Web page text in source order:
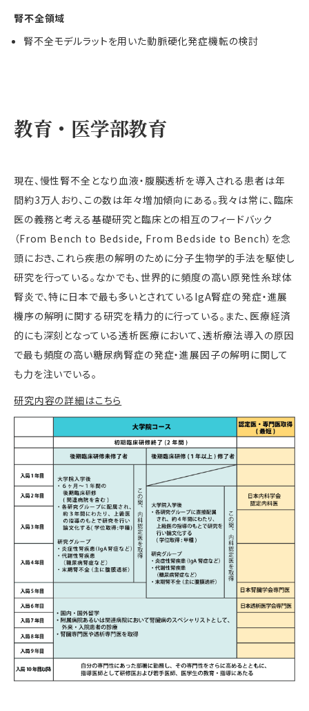
腎不全領域
腎不全モデルラットを用いた動脈硬化発症機転の検討
教育・医学部教育
現在、慢性腎不全となり血液・腹膜透析を導入される患者は年
間約3万人おり、この数は年々増加傾向にある。我々は常に、臨床
医の義務と考える基礎研究と臨床との相互のフィードバック
（From Bench to Bedside, From Bedside to Bench）を念
頭におき、これら疾患の解明のために分子生物学的手法を駆使し
研究を行っている。なかでも、世界的に頻度の高い原発性糸球体
腎炎で、特に日本で最も多いとされているIgA腎症の発症・進展
機序の解明に関する研究を精力的に行っている。また、医療経済
的にも深刻となっている透析医療において、透析療法導入の原因
で最も頻度の高い糖尿病腎症の発症・進展因子の解明に関して
も力を注いでいる。
研究内容の詳細はこちら